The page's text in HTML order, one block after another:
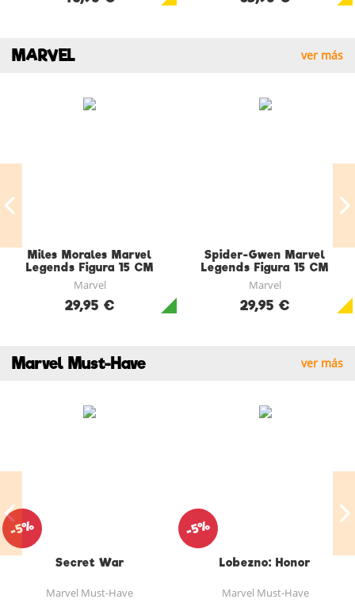
MARVEL ver más
Miles Morales Marvel
Legends Figura 15 CM
Across the Spider-verse
Marvel
29,95 €
Spider-Gwen Marvel
Legends Figura 15 CM
Across the Spider-verse
Marvel
29,95 €
Marvel Must-Have ver más
Secret War
Marvel Must-Have
-5%
Lobezno: Honor
Marvel Must-Have
-5%